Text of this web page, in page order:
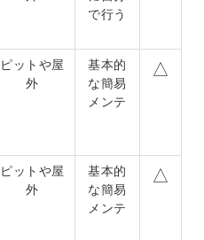
で行う
ピットや屋
外
基本的
な簡易
メンテ
△
ピットや屋
外
基本的
な簡易
メンテ
△